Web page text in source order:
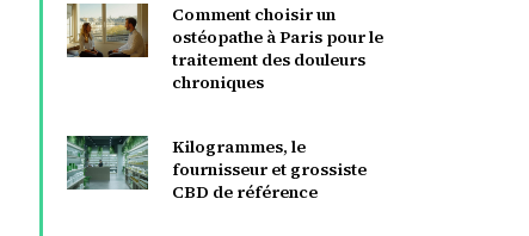
Comment choisir un
ostéopathe à Paris pour le
traitement des douleurs
chroniques
Kilogrammes, le
fournisseur et grossiste
CBD de référence